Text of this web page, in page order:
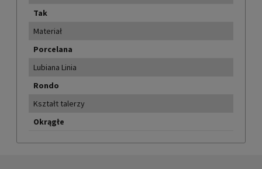
Tak
Materiał
Porcelana
Lubiana Linia
Rondo
Kształt talerzy
Okrągłe